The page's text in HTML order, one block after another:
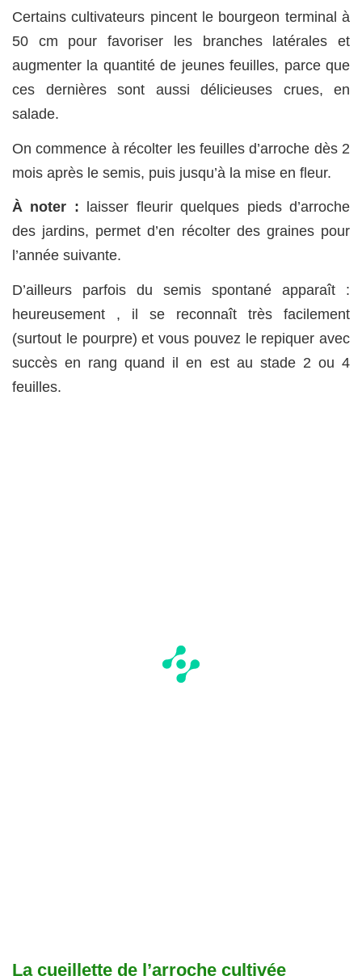
Certains cultivateurs pincent le bourgeon terminal à
50 cm pour favoriser les branches latérales et
augmenter la quantité de jeunes feuilles, parce que
ces dernières sont aussi délicieuses crues, en
salade.
On commence à récolter les feuilles d’arroche dès 2
mois après le semis, puis jusqu’à la mise en fleur.
À noter : laisser fleurir quelques pieds d’arroche
des jardins, permet d’en récolter des graines pour
l’année suivante.
D’ailleurs parfois du semis spontané apparaît :
heureusement , il se reconnaît très facilement
(surtout le pourpre) et vous pouvez le repiquer avec
succès en rang quand il en est au stade 2 ou 4
feuilles.
La cueillette de l’arroche cultivée